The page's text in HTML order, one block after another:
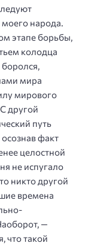
народа.
этапе борьбы,
колодца
мира
мирового
другой
путь
факт
целостной
не испугало
никто другой
времена
—
что такой